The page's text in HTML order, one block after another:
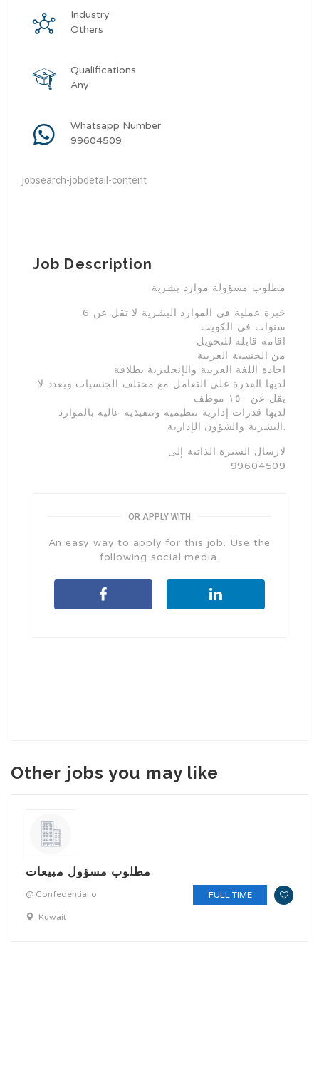
Industry
Others
Qualifications
Any
Whatsapp Number
99604509
jobsearch-jobdetail-content
Job Description
مطلوب مسؤولة موارد بشرية
خبرة عملية في الموارد البشرية لا تقل عن 6
سنوات في الكويت
اقامة قابلة للتحويل
من الجنسية العربية
اجادة اللغة العربية والإنجليزية بطلاقة
لديها القدرة على التعامل مع مختلف الجنسيات وبعدد لا
يقل عن ١٥٠ موظف
لديها قدرات إدارية تنظيمية وتنفيذية عالية بالموارد
البشرية والشؤون الإدارية.
لارسال السيرة الذاتية إلى
99604509
OR APPLY WITH
An easy way to apply for this job. Use the
following social media.
Other jobs you may like
مطلوب مسؤول مبيعات
@ Confedential o
Kuwait
FULL TIME